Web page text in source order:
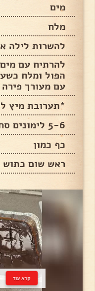
מים
מלח
להשרות לילה
להרתיח עם
הפול ומלח
עם מעורך פירה
*תערובת מיץ
5-6 לימונים סחוטים
כף כמון
ראש שום כתוש
קרא עוד